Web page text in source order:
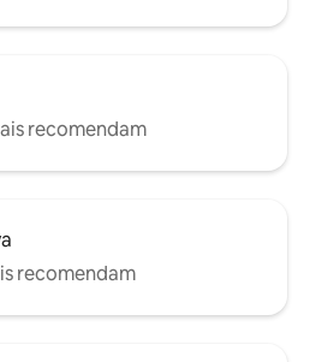
recomendam
recomendam